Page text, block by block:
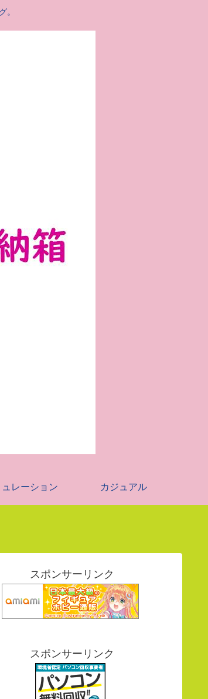
。
ュレーション カジュアル
スポンサーリンク
スポンサーリンク